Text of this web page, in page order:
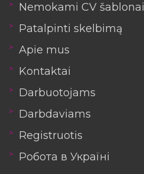
Nemokami CV šablonai
Patalpinti skelbimą
Apie mus
Kontaktai
Darbuotojams
Darbdaviams
Registruotis
Робота в Україні